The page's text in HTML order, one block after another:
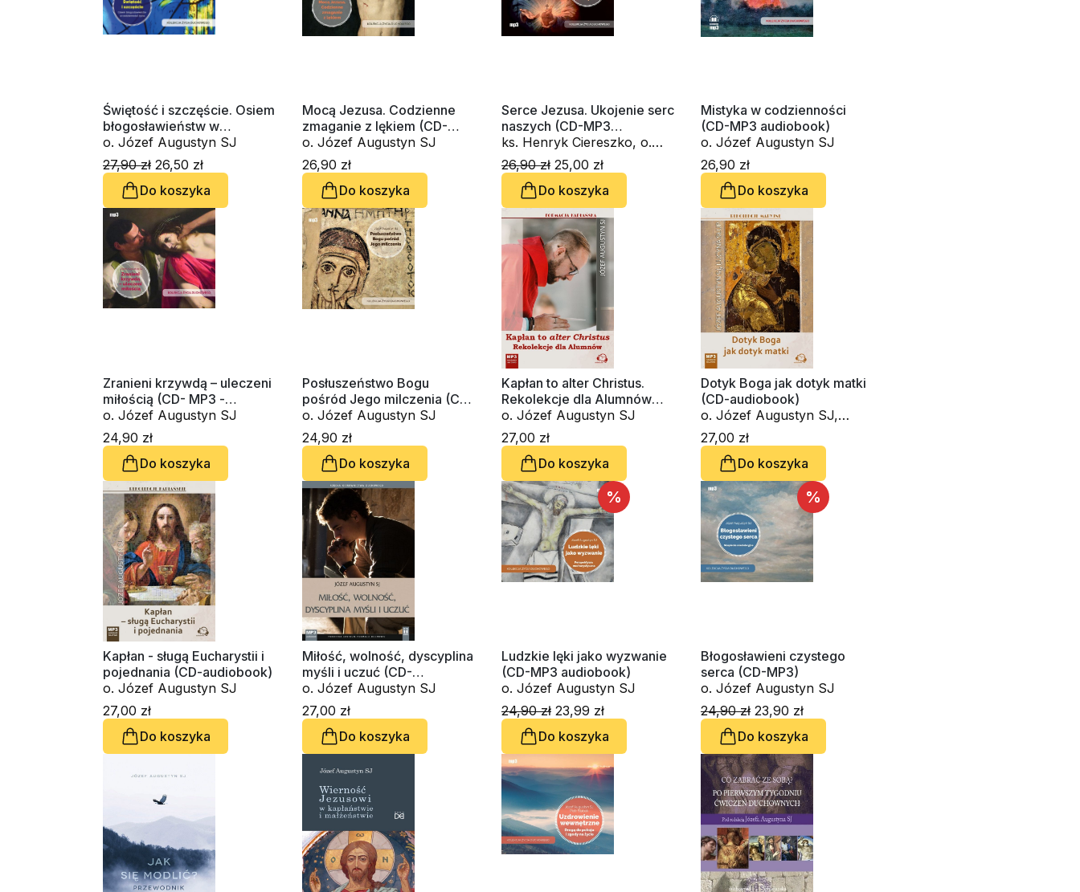
Świętość i szczęście. Osiem
błogosławieństw w
codzienności życia (CD-
MP3-audiobook)
o. Józef Augustyn SJ
27,90 zł 26,50 zł
Do koszyka
Mocą Jezusa. Codzienne
zmaganie z lękiem (CD-
MP3-audiobook)
o. Józef Augustyn SJ
26,90 zł
Do koszyka
Serce Jezusa. Ukojenie serc
naszych (CD-MP3
audiobook)
ks. Henryk Ciereszko, o.
26,90 zł 25,00 zł
Do koszyka
Mistyka w codzienności
(CD-MP3 audiobook)
o. Józef Augustyn SJ
26,90 zł
Do koszyka
Zranieni krzywdą – uleczeni
miłością (CD- MP3 -
audiobook)
o. Józef Augustyn SJ
24,90 zł
Do koszyka
Posłuszeństwo Bogu
pośród Jego milczenia (CD-
MP3 audiobook)
o. Józef Augustyn SJ
24,90 zł
Do koszyka
Kapłan to alter Christus.
Rekolekcje dla Alumnów
(CD-audiobook)
o. Józef Augustyn SJ
27,00 zł
Do koszyka
Dotyk Boga jak dotyk matki
(CD-audiobook)
o. Józef Augustyn SJ,
Lucyna Słup
27,00 zł
Do koszyka
Kapłan - sługą Eucharystii i
pojednania (CD-audiobook)
o. Józef Augustyn SJ
27,00 zł
Do koszyka
Miłość, wolność, dyscyplina
myśli i uczuć (CD-
audiobook)
o. Józef Augustyn SJ
27,00 zł
Do koszyka
%
Ludzkie lęki jako wyzwanie
(CD-MP3 audiobook)
o. Józef Augustyn SJ
24,90 zł 23,99 zł
Do koszyka
%
Błogosławieni czystego
serca (CD-MP3)
o. Józef Augustyn SJ
24,90 zł 23,90 zł
Do koszyka